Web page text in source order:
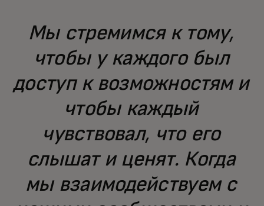
Мы стремимся к тому,
чтобы у каждого был
доступ к возможностям и
чтобы каждый
чувствовал, что его
слышат и ценят. Когда
мы взаимодействуем с